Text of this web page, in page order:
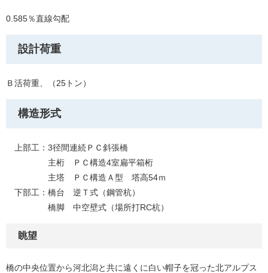
0.585％直線勾配
設計荷重
Ｂ活荷重、（25トン）
構造形式
上部工：3径間連続ＰＣ斜張橋
主桁 ＰＣ構造4室扁平箱桁
主塔 ＰＣ構造Ａ型 塔高54ｍ
下部工：橋台 逆Ｔ式（鋼管杭）
橋脚 中空壁式（場所打RC杭）
眺望
橋の中央位置から河北潟と共に遠くに白い帽子を冠った北アルプス